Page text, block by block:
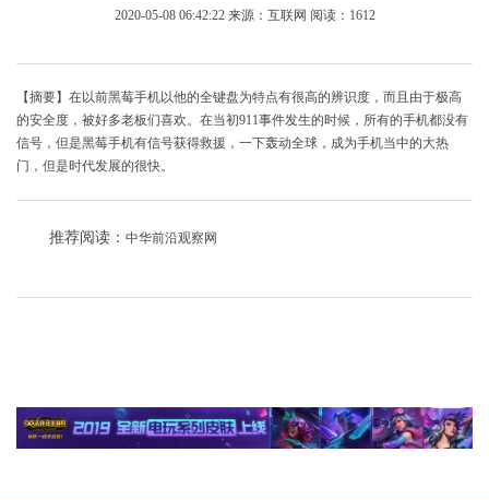
2020-05-08 06:42:22 来源：互联网 阅读：1612
【摘要】在以前黑莓手机以他的全键盘为特点有很高的辨识度，而且由于极高
的安全度，被好多老板们喜欢。在当初911事件发生的时候，所有的手机都没有
信号，但是黑莓手机有信号获得救援，一下轰动全球，成为手机当中的大热
门，但是时代发展的很快。
推荐阅读： 中华前沿观察网